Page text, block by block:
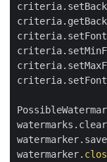
watermarker.